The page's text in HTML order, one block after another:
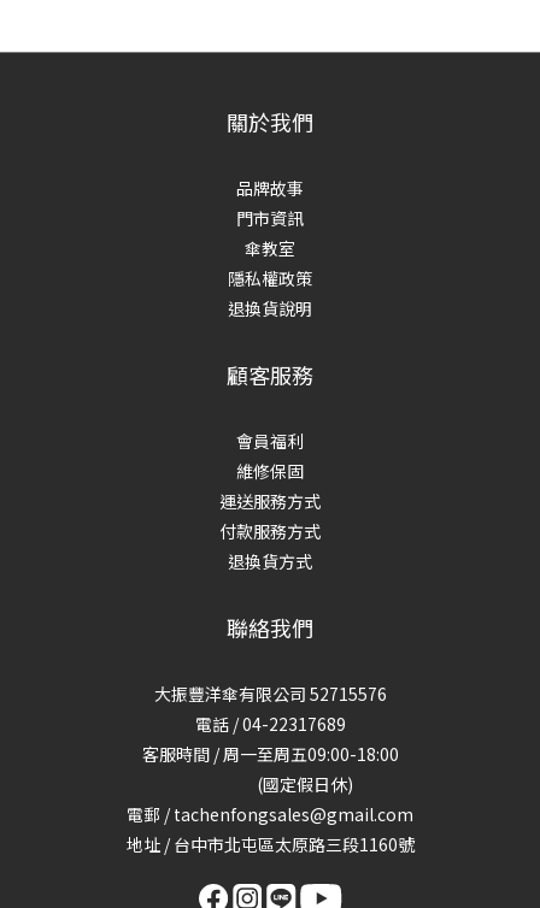
關於我們
品牌故事
門市資訊
傘教室
隱私權政策
退換貨說明
顧客服務
會員福利
維修保固
運送服務方式
付款服務方式
退換貨方式
聯絡我們
大振豐洋傘有限公司 52715576
電話 / 04-22317689
客服時間 / 周一至周五09:00-18:00
(國定假日休)
電郵 / tachenfongsales@gmail.com
地址 / 台中市北屯區太原路三段1160號